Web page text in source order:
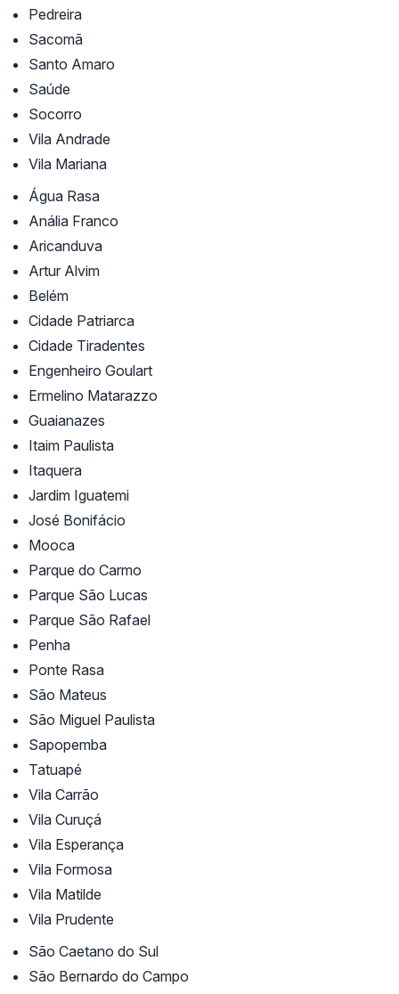
Pedreira
Sacomã
Santo Amaro
Saúde
Socorro
Vila Andrade
Vila Mariana
Água Rasa
Anália Franco
Aricanduva
Artur Alvim
Belém
Cidade Patriarca
Cidade Tiradentes
Engenheiro Goulart
Ermelino Matarazzo
Guaianazes
Itaim Paulista
Itaquera
Jardim Iguatemi
José Bonifácio
Mooca
Parque do Carmo
Parque São Lucas
Parque São Rafael
Penha
Ponte Rasa
São Mateus
São Miguel Paulista
Sapopemba
Tatuapé
Vila Carrão
Vila Curuçá
Vila Esperança
Vila Formosa
Vila Matilde
Vila Prudente
São Caetano do Sul
São Bernardo do Campo